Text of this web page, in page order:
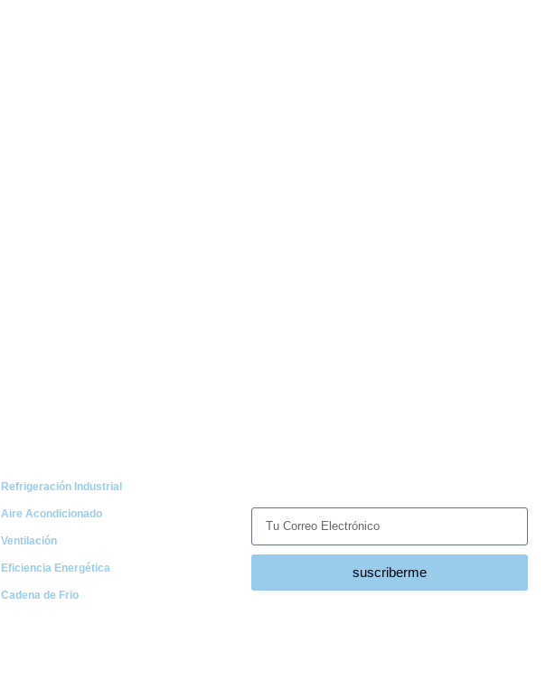
Refrigeración Industrial
Aire Acondicionado
Ventilación
Eficiencia Energética
Cadena de Frio
suscriberme